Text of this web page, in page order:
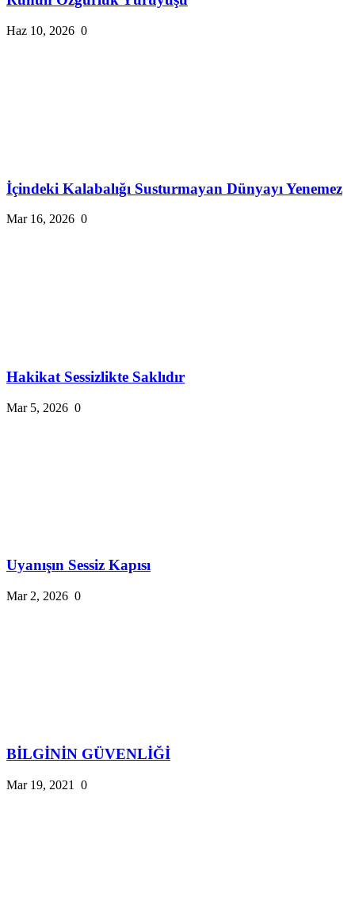
Haz 10, 2026 0
İçindeki Kalabalığı Susturmayan Dünyayı Yenemez
Mar 16, 2026 0
Hakikat Sessizlikte Saklıdır
Mar 5, 2026 0
Uyanışın Sessiz Kapısı
Mar 2, 2026 0
BİLGİNİN GÜVENLİĞİ
Mar 19, 2021 0